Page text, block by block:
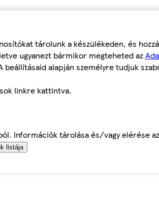
tárolunk a készülékeden, és
ugyanezt bármikor megteheted az
alapján személyre tudjuk
linkre kattintva.
Információk tárolása és/vagy elérése
listája